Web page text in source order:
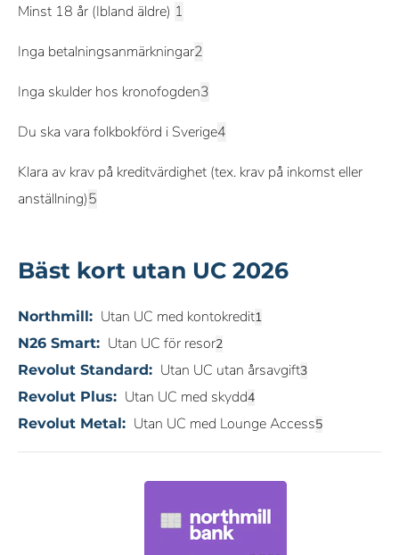
Minst 18 år (Ibland äldre)
Inga betalningsanmärkningar
Inga skulder hos kronofogden
Du ska vara folkbokförd i Sverige
Klara av krav på kreditvärdighet (tex. krav på inkomst eller
anställning)
Bäst kort utan UC 2026
Northmill: Utan UC med kontokredit
N26 Smart: Utan UC för resor
Revolut Standard: Utan UC utan årsavgift
Revolut Plus: Utan UC med skydd
Revolut Metal: Utan UC med Lounge Access